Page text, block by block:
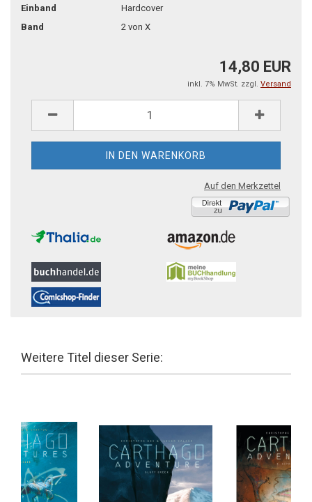
Einband
Hardcover
Band
2 von X
14,80 EUR
inkl. 7% MwSt. zzgl. Versand
Auf den Merkzettel
Weitere Titel dieser Serie: